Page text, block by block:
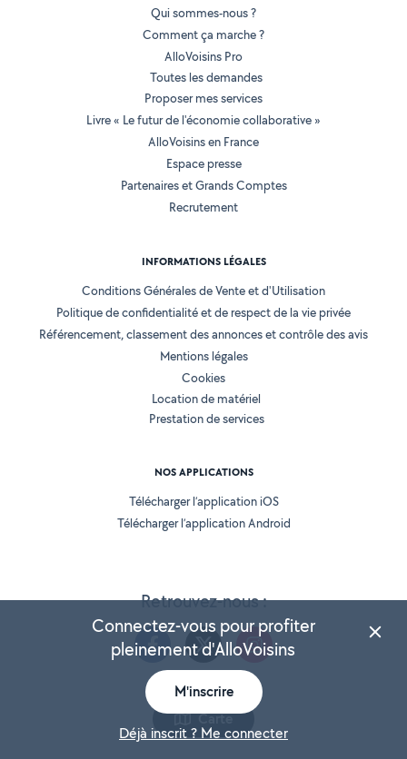
Carte
Retrouvez-nous :
Qui sommes-nous ?
Comment ça marche ?
AlloVoisins Pro
Toutes les demandes
Proposer mes services
Livre « Le futur de l'économie collaborative »
AlloVoisins en France
Espace presse
Partenaires et Grands Comptes
Recrutement
INFORMATIONS LÉGALES
Conditions Générales de Vente et d'Utilisation
Politique de confidentialité et de respect de la vie privée
Référencement, classement des annonces et contrôle des avis
Mentions légales
Cookies
Location de matériel
Prestation de services
NOS APPLICATIONS
Télécharger l’application iOS
Télécharger l’application Android
Connectez-vous pour profiter
pleinement d'AlloVoisins
M'inscrire
Déjà inscrit ? Me connecter